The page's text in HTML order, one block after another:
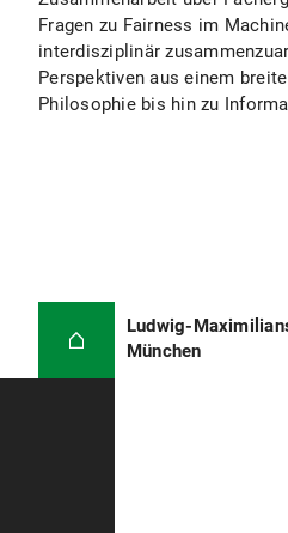
Fragen zu Fairness im
interdisziplinär
Perspektiven aus einem
Philosophie bis hin zu
Ludwig-
München